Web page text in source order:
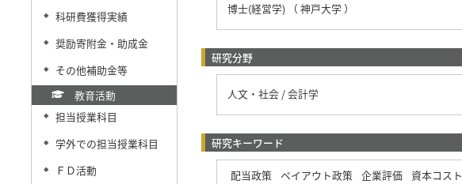
◆ 科研費獲得実績
◆ 奨励寄附金・助成金
◆
その他補助金等
教育活動
◆ 担当授業科目
◆ 学外での担当授業科目
◆
ＦＤ活動
博士(経営学) （ 神戸大学 ）
研究分野
人文・社会 / 会計学
研究キーワード
配当政策 ペイアウト政策 企業評価 資本コスト